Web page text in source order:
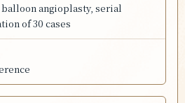
angioplasty, serial
of 30 cases